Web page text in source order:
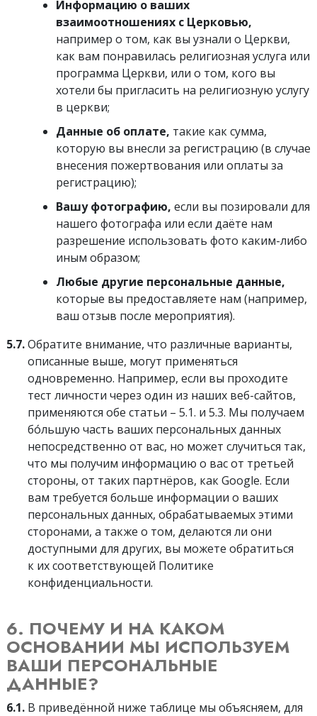
Информацию о ваших
взаимоотношениях с Церковью,
например о том, как вы узнали о Церкви,
как вам понравилась религиозная услуга или
программа Церкви, или о том, кого вы
хотели бы пригласить на религиозную услугу
в церкви;
Данные об оплате, такие как сумма,
которую вы внесли за регистрацию (в случае
внесения пожертвования или оплаты за
регистрацию);
Вашу фотографию, если вы позировали для
нашего фотографа или если даёте нам
разрешение использовать фото каким-либо
иным образом;
Любые другие персональные данные,
которые вы предоставляете нам (например,
ваш отзыв после мероприятия).
5.7.Обратите внимание, что различные варианты,
описанные выше, могут применяться
одновременно. Например, если вы проходите
тест личности через один из наших веб-сайтов,
применяются обе статьи – 5.1. и 5.3. Мы получаем
бо́льшую часть ваших персональных данных
непосредственно от вас, но может случиться так,
что мы получим информацию о вас от третьей
стороны, от таких партнёров, как Google. Если
вам требуется больше информации о ваших
персональных данных, обрабатываемых этими
сторонами, а также о том, делаются ли они
доступными для других, вы можете обратиться
к их соответствующей Политике
конфиденциальности.
6. ПОЧЕМУ И НА КАКОМ
ОСНОВАНИИ МЫ ИСПОЛЬЗУЕМ
ВАШИ ПЕРСОНАЛЬНЫЕ
ДАННЫЕ?
6.1. В приведённой ниже таблице мы объясняем, для